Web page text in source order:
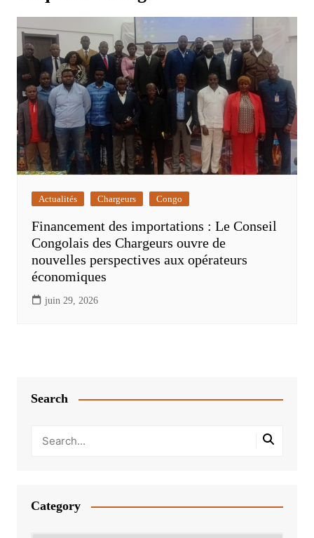
Actualités Chargeurs Congo
Financement des importations : Le Conseil
Congolais des Chargeurs ouvre de
nouvelles perspectives aux opérateurs
économiques
juin 29, 2026
Search
Category